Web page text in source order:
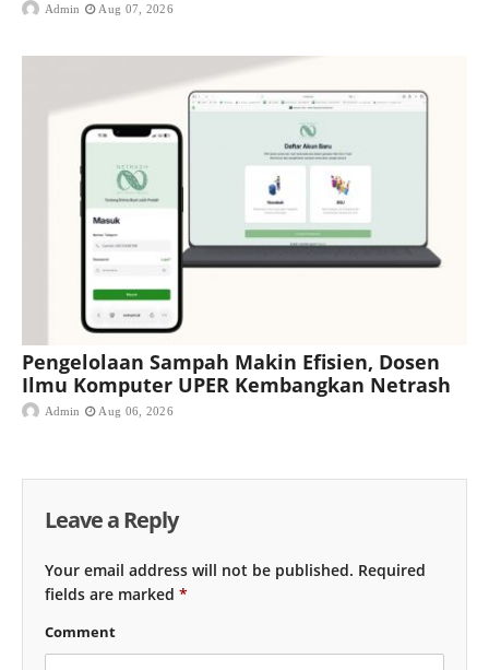
Admin Aug 07, 2026
Pengelolaan Sampah Makin Efisien, Dosen
Ilmu Komputer UPER Kembangkan Netrash
Admin Aug 06, 2026
Leave a Reply
Your email address will not be published. Required
fields are marked *
Comment